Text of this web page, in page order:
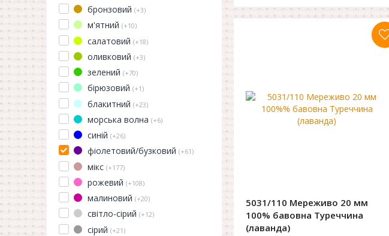
бронзовий (+3)
м'ятний (+10)
салатовий (+18)
оливковий (+3)
зелений (+70)
бірюзовий (+1)
блакитний (+23)
морська волна (+6)
синій (+26)
фіолетовий/бузковий (+61)
мікс (+177)
рожевий (+108)
малиновий (+20)
світло-сірий (+12)
сірий (+21)
5031/110 Мереживо 20 мм
100% бавовна Туреччина
(лаванда)